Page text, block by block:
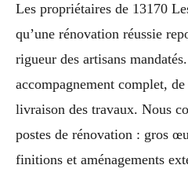
Les propriétaires de 13170
qu’une rénovation réussie
rigueur des artisans
accompagnement complet,
livraison des travaux. Nous
postes de rénovation : gros
finitions et aménagements